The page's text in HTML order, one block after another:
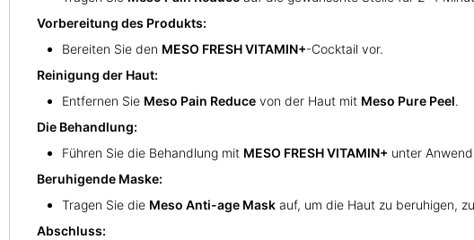
Vorbereitung des Produkts:
Bereiten Sie den MESO FRESH VITAMIN+-Cocktail vor.
Reinigung der Haut:
Entfernen Sie Meso Pain Reduce von der Haut mit Meso Pure Peel.
Die Behandlung:
Führen Sie die Behandlung mit MESO FRESH VITAMIN+ unter
Beruhigende Maske:
Tragen Sie die Meso Anti-age Mask auf, um die Haut zu beruhigen,
Abschluss: